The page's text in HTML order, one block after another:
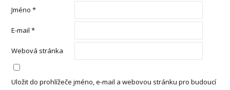
Jméno*
E-mail*
Webová stránka
Uložit do prohlížeče jméno, e-mail a webovou stránku pro budoucí